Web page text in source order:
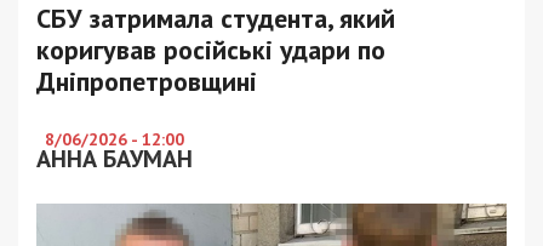
СБУ затримала студента, який
коригував російські удари по
Дніпропетровщині
8/06/2026 - 12:00
АННА БАУМАН